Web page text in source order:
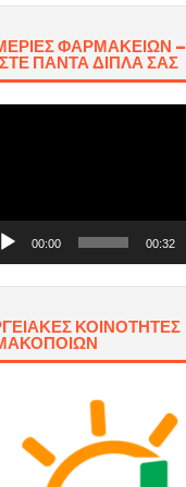
ΦΑΡΜΑΚΕΊΩΝ –
ΠΆΝΤΑ ΔΊΠΛΑ ΣΑΣ
00:00 00:32
ΚΟΙΝΌΤΗΤΕΣ